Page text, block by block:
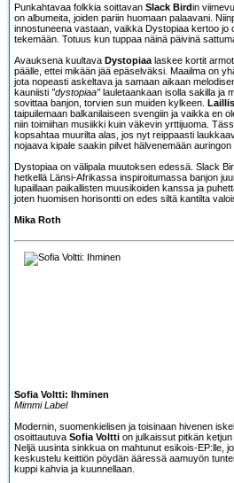
Punkahtavaa folkkia soittavan Slack Birdin
on albumeita, joiden pariin huomaan palaavani.
innostuneena vastaan, vaikka Dystopiaa kertoo jo
tekemään. Totuus kun tuppaa näinä päivinä
Avauksena kuultava Dystopiaa laskee kortit
päälle, ettei mikään jää epäselväksi. Maailma on
jota nopeasti askeltava ja samaan aikaan
kauniisti ”dystopiaa” lauletaankaan isolla sakilla ja
sovittaa banjon, torvien sun muiden kylkeen.
taipuilemaan balkanilaiseen svengiin ja vaikka en
niin toimiihan musiikki kuin väkevin yrttijuoma.
kopsahtaa muurilta alas, jos nyt reippaasti
nojaava kipale saakin pilvet hälvenemään auringon
Dystopiaa on välipala muutoksen edessä. Slack
hetkellä Länsi-Afrikassa inspiroitumassa banjon
lupaillaan paikallisten muusikoiden kanssa ja
joten huomisen horisontti on edes siltä kantilta
Mika Roth
Sofia Voltti: Ihminen
Mimmi Label
Modernin, suomenkielisen ja toisinaan hivenen
osoittautuva Sofia Voltti on julkaissut pitkän
Neljä uusinta sinkkua on mahtunut esikois-EP:lle,
keskustelu keittiön pöydän ääressä aamuyön
kuppi kahvia ja kuunnellaan.